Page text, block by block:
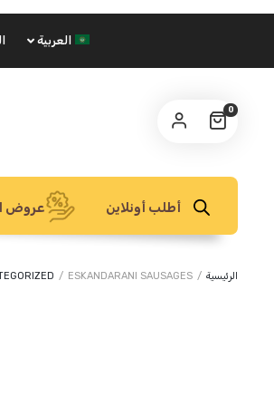
العربية
0
أطلب أونلاين عروض
الرئيسية /
/ ESKANDARANI SAUSAGES